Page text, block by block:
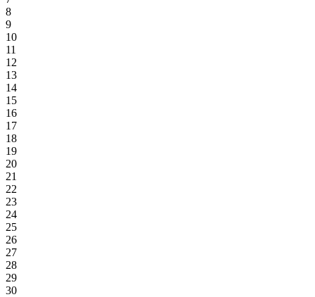
8
9
10
11
12
13
14
15
16
17
18
19
20
21
22
23
24
25
26
27
28
29
30